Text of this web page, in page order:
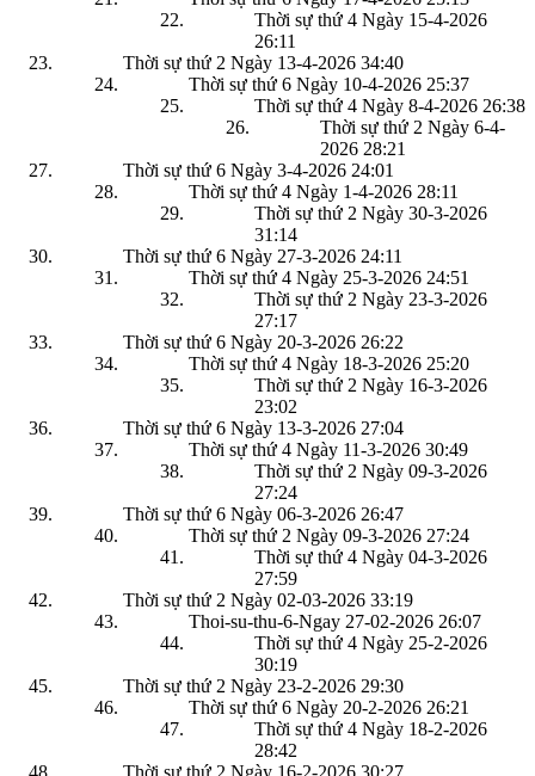
Thời sự thứ 4 Ngày 15-4-2026
26:11
Thời sự thứ 2 Ngày 13-4-2026 34:40
Thời sự thứ 6 Ngày 10-4-2026 25:37
Thời sự thứ 4 Ngày 8-4-2026 26:38
Thời sự thứ 2 Ngày 6-4-
2026 28:21
Thời sự thứ 6 Ngày 3-4-2026 24:01
Thời sự thứ 4 Ngày 1-4-2026 28:11
Thời sự thứ 2 Ngày 30-3-2026
31:14
Thời sự thứ 6 Ngày 27-3-2026 24:11
Thời sự thứ 4 Ngày 25-3-2026 24:51
Thời sự thứ 2 Ngày 23-3-2026
27:17
Thời sự thứ 6 Ngày 20-3-2026 26:22
Thời sự thứ 4 Ngày 18-3-2026 25:20
Thời sự thứ 2 Ngày 16-3-2026
23:02
Thời sự thứ 6 Ngày 13-3-2026 27:04
Thời sự thứ 4 Ngày 11-3-2026 30:49
Thời sự thứ 2 Ngày 09-3-2026
27:24
Thời sự thứ 6 Ngày 06-3-2026 26:47
Thời sự thứ 2 Ngày 09-3-2026 27:24
Thời sự thứ 4 Ngày 04-3-2026
27:59
Thời sự thứ 2 Ngày 02-03-2026 33:19
Thoi-su-thu-6-Ngay 27-02-2026 26:07
Thời sự thứ 4 Ngày 25-2-2026
30:19
Thời sự thứ 2 Ngày 23-2-2026 29:30
Thời sự thứ 6 Ngày 20-2-2026 26:21
Thời sự thứ 4 Ngày 18-2-2026
28:42
Thời sự thứ 2 Ngày 16-2-2026 30:27